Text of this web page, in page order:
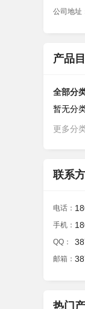
公司地址
产品
全部分
暂无分
更多分
联系
电话：
手机：
QQ：
邮箱：
热门